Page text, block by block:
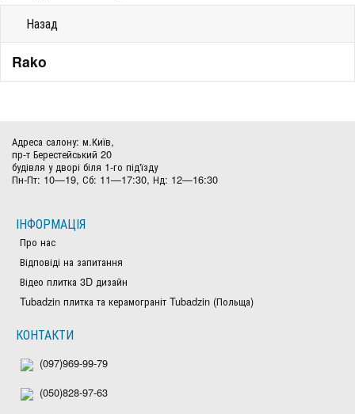
Назад
Rako
Адреса салону: м.Київ,
пр-т Берестейський 20
будівля у дворі біля 1-го під'їзду
Пн-Пт: 10—19, Сб: 11—17:30, Нд: 12—16:30
ІНФОРМАЦІЯ
Про нас
Відповіді на запитання
Відео плитка 3D дизайн
Tubadzin плитка та керамограніт Tubadzin (Польща)
КОНТАКТИ
(097)969-99-79
(050)828-97-63